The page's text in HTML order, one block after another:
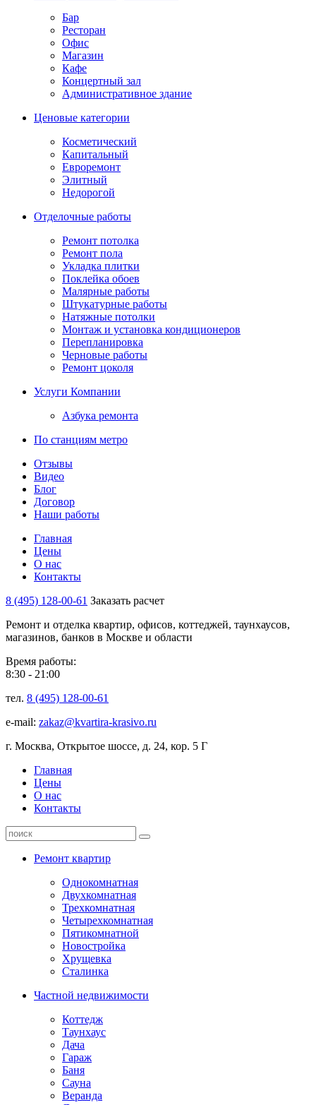
Бар
Ресторан
Офис
Магазин
Кафе
Концертный зал
Административное здание
Ценовые категории
Косметический
Капитальный
Евроремонт
Элитный
Недорогой
Отделочные работы
Ремонт потолка
Ремонт пола
Укладка плитки
Поклейка обоев
Малярные работы
Штукатурные работы
Натяжные потолки
Монтаж и установка кондиционеров
Перепланировка
Черновые работы
Ремонт цоколя
Услуги Компании
Азбука ремонта
По станциям метро
Отзывы
Видео
Блог
Договор
Наши работы
Главная
Цены
О нас
Контакты
8 (495) 128-00-61 Заказать расчет
Ремонт и отделка квартир, офисов, коттеджей, таунхаусов,
магазинов, банков в Москве и области
Время работы:
8:30 - 21:00
тел. 8 (495) 128-00-61
e-mail: zakaz@kvartira-krasivo.ru
г. Москва, Открытое шоссе, д. 24, кор. 5 Г
Главная
Цены
О нас
Контакты
Ремонт квартир
Однокомнатная
Двухкомнатная
Трехкомнатная
Четырехкомнатная
Пятикомнатной
Новостройка
Хрущевка
Сталинка
Частной недвижимости
Коттедж
Таунхаус
Дача
Гараж
Баня
Сауна
Веранда